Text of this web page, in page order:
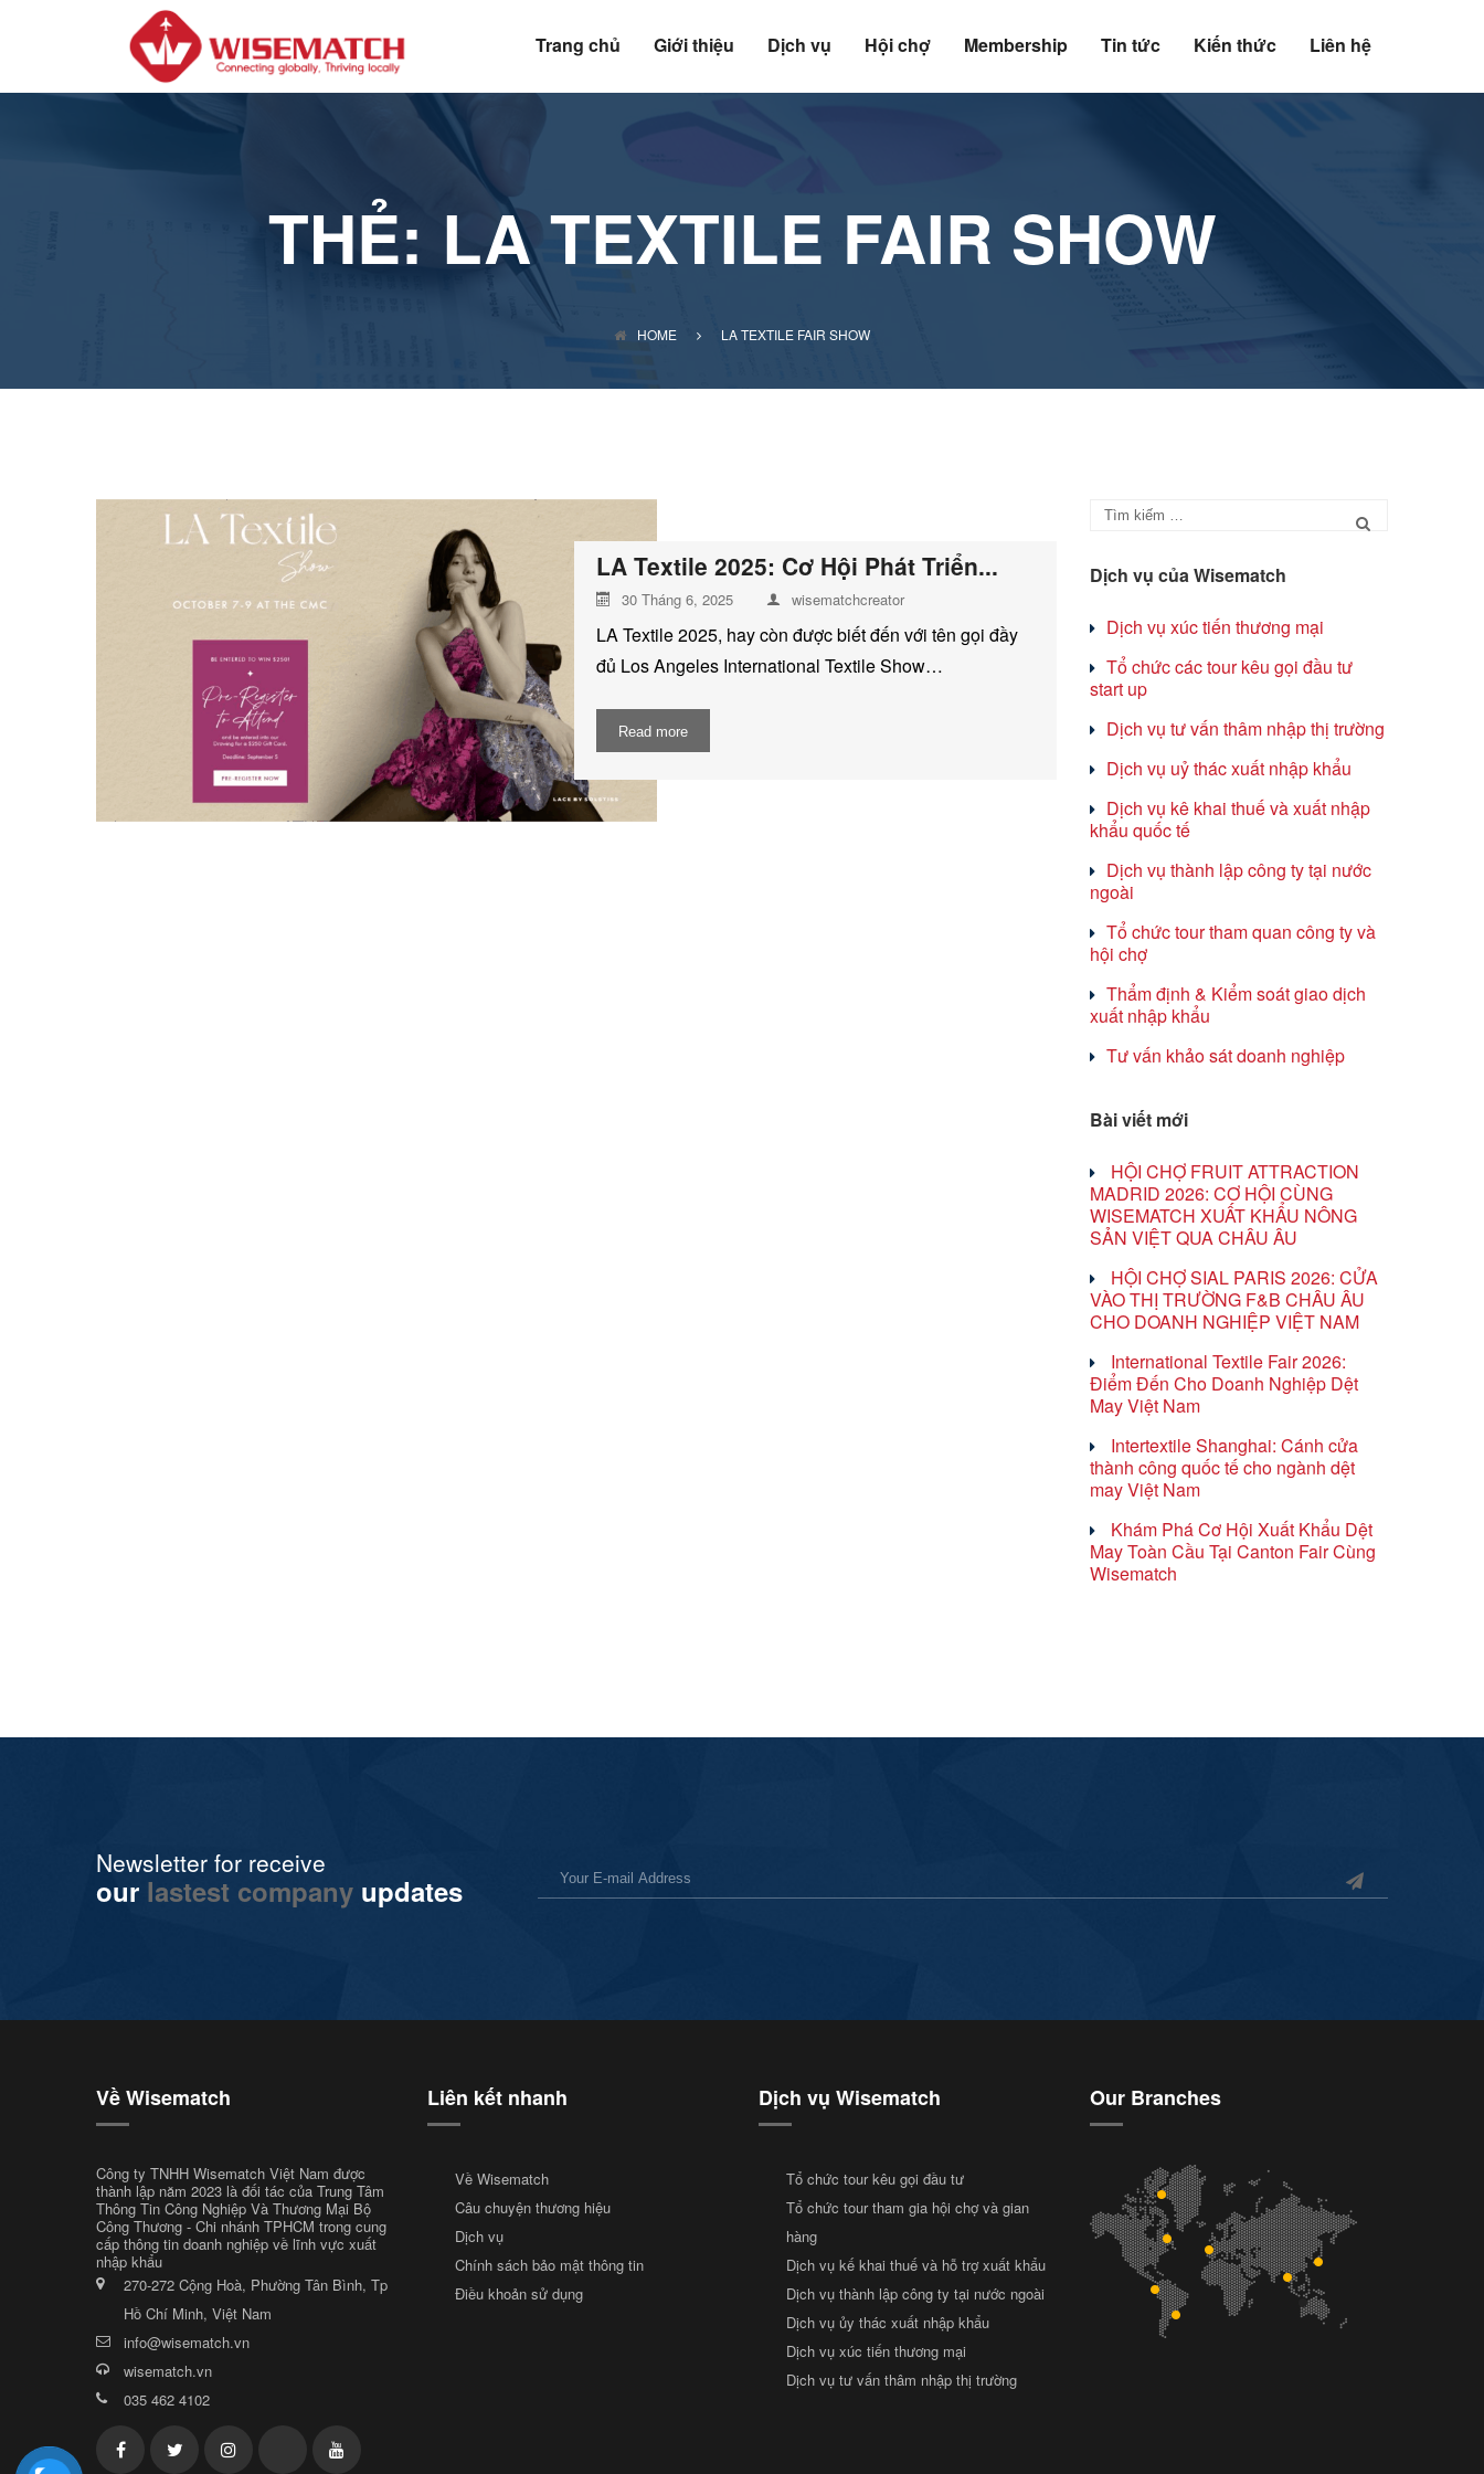
Trang chủ Giới thiệu Dịch vụ Hội chợ Membership Tin tức Kiến thức Liên hệ
THẺ: LA TEXTILE FAIR SHOW
HOME LA TEXTILE FAIR SHOW
LA Textile 2025: Cơ Hội Phát Triển...
30 Tháng 6, 2025 wisematchcreator
LA Textile 2025, hay còn được biết đến với tên gọi đầy
đủ Los Angeles International Textile Show…
Read more
Dịch vụ của Wisematch
Dịch vụ xúc tiến thương mại
Tổ chức các tour kêu gọi đầu tư
start up
Dịch vụ tư vấn thâm nhập thị trường
Dịch vụ uỷ thác xuất nhập khẩu
Dịch vụ kê khai thuế và xuất nhập
khẩu quốc tế
Dịch vụ thành lập công ty tại nước
ngoài
Tổ chức tour tham quan công ty và
hội chợ
Thẩm định & Kiểm soát giao dịch
xuất nhập khẩu
Tư vấn khảo sát doanh nghiệp
Bài viết mới
HỘI CHỢ FRUIT ATTRACTION
MADRID 2026: CƠ HỘI CÙNG
WISEMATCH XUẤT KHẨU NÔNG
SẢN VIỆT QUA CHÂU ÂU
HỘI CHỢ SIAL PARIS 2026: CỬA
VÀO THỊ TRƯỜNG F&B CHÂU ÂU
CHO DOANH NGHIỆP VIỆT NAM
International Textile Fair 2026:
Điểm Đến Cho Doanh Nghiệp Dệt
May Việt Nam
Intertextile Shanghai: Cánh cửa
thành công quốc tế cho ngành dệt
may Việt Nam
Khám Phá Cơ Hội Xuất Khẩu Dệt
May Toàn Cầu Tại Canton Fair Cùng
Wisematch
Newsletter for receive
our lastest company updates
Về Wisematch
Công ty TNHH Wisematch Việt Nam được
thành lập năm 2023 là đối tác của Trung Tâm
Thông Tin Công Nghiệp Và Thương Mại Bộ
Công Thương - Chi nhánh TPHCM trong cung
cấp thông tin doanh nghiệp về lĩnh vực xuất
nhập khẩu
270-272 Cộng Hoà, Phường Tân Bình, Tp
Hồ Chí Minh, Việt Nam
info@wisematch.vn
wisematch.vn
035 462 4102
Liên kết nhanh
Về Wisematch
Câu chuyện thương hiệu
Dịch vụ
Chính sách bảo mật thông tin
Điều khoản sử dụng
Dịch vụ Wisematch
Tổ chức tour kêu gọi đầu tư
Tổ chức tour tham gia hội chợ và gian
hàng
Dịch vụ kế khai thuế và hỗ trợ xuất khẩu
Dịch vụ thành lập công ty tại nước ngoài
Dịch vụ ủy thác xuất nhập khẩu
Dịch vụ xúc tiến thương mại
Dịch vụ tư vấn thâm nhập thị trường
Our Branches